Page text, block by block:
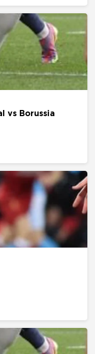
vs Borussia